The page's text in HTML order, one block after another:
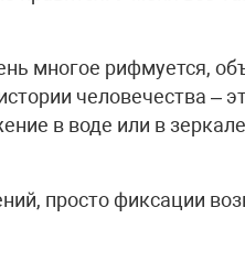
многое рифмуется,
человечества –
в воде или в
просто фиксации